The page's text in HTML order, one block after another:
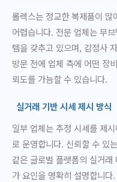
롤렉스는 정교한 복제품이 많
어렵습니다. 전문 업체는 무
템을 갖추고 있으며, 감정사
방문 전에 업체 측에 어떤 장
뢰도를 가늠할 수 있습니다.
실거래 기반 시세 제시 방식
일부 업체는 추정 시세를 제
로 운영합니다. 신뢰할 수 있
같은 글로벌 플랫폼의 실거
가 요인을 명확히 설명합니